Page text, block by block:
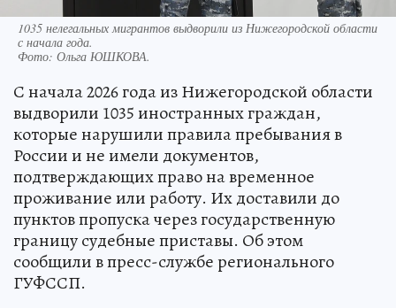
1035 нелегальных мигрантов выдворили из Нижегородской области
с начала года.
Фото: Ольга ЮШКОВА.
С начала 2026 года из Нижегородской области
выдворили 1035 иностранных граждан,
которые нарушили правила пребывания в
России и не имели документов,
подтверждающих право на временное
проживание или работу. Их доставили до
пунктов пропуска через государственную
границу судебные приставы. Об этом
сообщили в пресс-службе регионального
ГУФССП.